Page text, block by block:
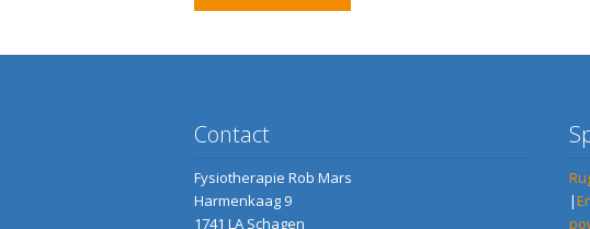
Contact
Fysiotherapie Rob Mars
Harmenkaag 9
1741 LA Schagen
|